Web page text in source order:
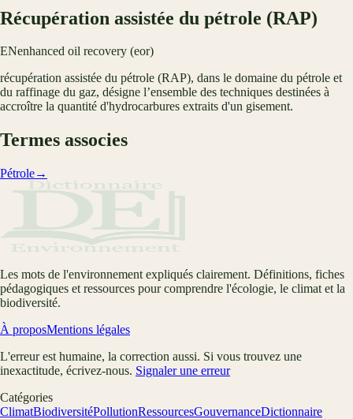
Récupération assistée du pétrole (RAP)
ENenhanced oil recovery (eor)
récupération assistée du pétrole (RAP), dans le domaine du pétrole et
du raffinage du gaz, désigne l’ensemble des techniques destinées à
accroître la quantité d'hydrocarbures extraits d'un gisement.
Termes associes
Pétrole→
Les mots de l'environnement expliqués clairement. Définitions, fiches
pédagogiques et ressources pour comprendre l'écologie, le climat et la
biodiversité.
À proposMentions légales
L'erreur est humaine, la correction aussi. Si vous trouvez une
inexactitude, écrivez-nous. Signaler une erreur
Catégories
ClimatBiodiversitéPollutionRessourcesGouvernanceDictionnaire